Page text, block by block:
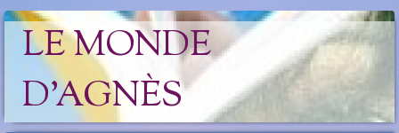
LE MONDE
D'AGNÈS